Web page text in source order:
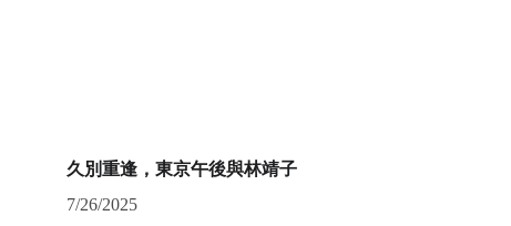
久別重逢，東京午後與林靖子
7/26/2025